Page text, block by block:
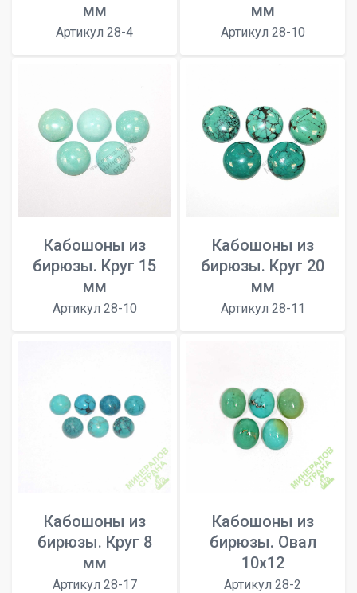
мм
Артикул 28-4
мм
Артикул 28-10
Кабошоны из
бирюзы. Круг 15
мм
Артикул 28-10
Кабошоны из
бирюзы. Круг 20
мм
Артикул 28-11
Кабошоны из
бирюзы. Круг 8
мм
Артикул 28-17
Кабошоны из
бирюзы. Овал
10x12
Артикул 28-2